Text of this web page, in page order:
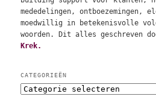
mededelingen, ontboezemingen,
moedwillig in betekenisvolle
woorden. Dit alles geschreven
Krek.
CATEGORIEËN
C